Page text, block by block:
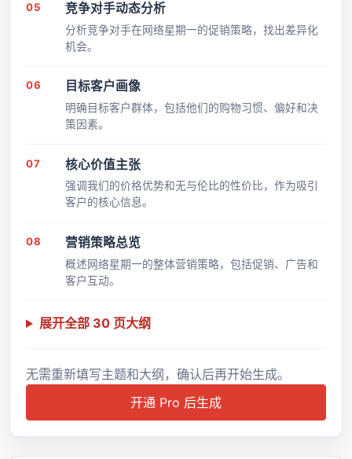
05 竞争对手动态分析
分析竞争对手在网络星期一的促销策略，找出差异化
机会。
06 目标客户画像
明确目标客户群体，包括他们的购物习惯、偏好和决
策因素。
07 核心价值主张
强调我们的价格优势和无与伦比的性价比，作为吸引
客户的核心信息。
08 营销策略总览
概述网络星期一的整体营销策略，包括促销、广告和
客户互动。
展开全部 30 页大纲
无需重新填写主题和大纲，确认后再开始生成。
开通 Pro 后生成